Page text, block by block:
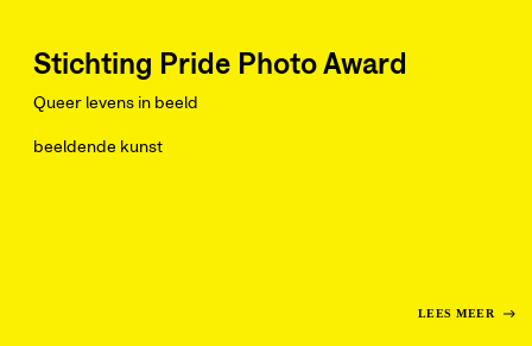
Stichting Pride Photo Award
Queer levens in beeld
beeldende kunst
LEES MEER